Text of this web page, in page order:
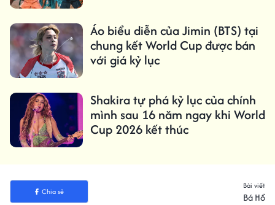
Áo biểu diễn của Jimin (BTS) tại
chung kết World Cup được bán
với giá kỷ lục
Shakira tự phá kỷ lục của chính
mình sau 16 năm ngay khi World
Cup 2026 kết thúc
Chia sẻ
Bài viết
Bá Hổ